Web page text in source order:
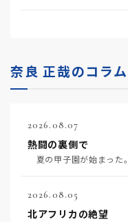
奈良 正哉のコラム
2026.08.07
熱闘の裏側で
2026.08.05
北アフリカの絶望